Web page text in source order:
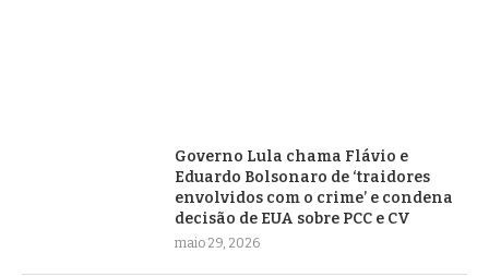
Governo Lula chama Flávio e
Eduardo Bolsonaro de ‘traidores
envolvidos com o crime’ e condena
decisão de EUA sobre PCC e CV
maio 29, 2026